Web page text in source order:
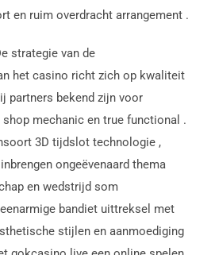
en ruim overdracht arrangement .
strategie van de
het casino richt zich op kwaliteit
partners bekend zijn voor
shop mechanic en true functional .
3D tijdslot technologie ,
ongeëvenaard thema
en wedstrijd som
bandiet uittreksel met
stijlen en aanmoediging